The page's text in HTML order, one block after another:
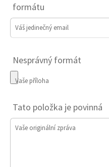
formátu
Váš jedinečný email
Nesprávný formát
Vaše příloha
Tato položka je povinná
Vaše originální zpráva